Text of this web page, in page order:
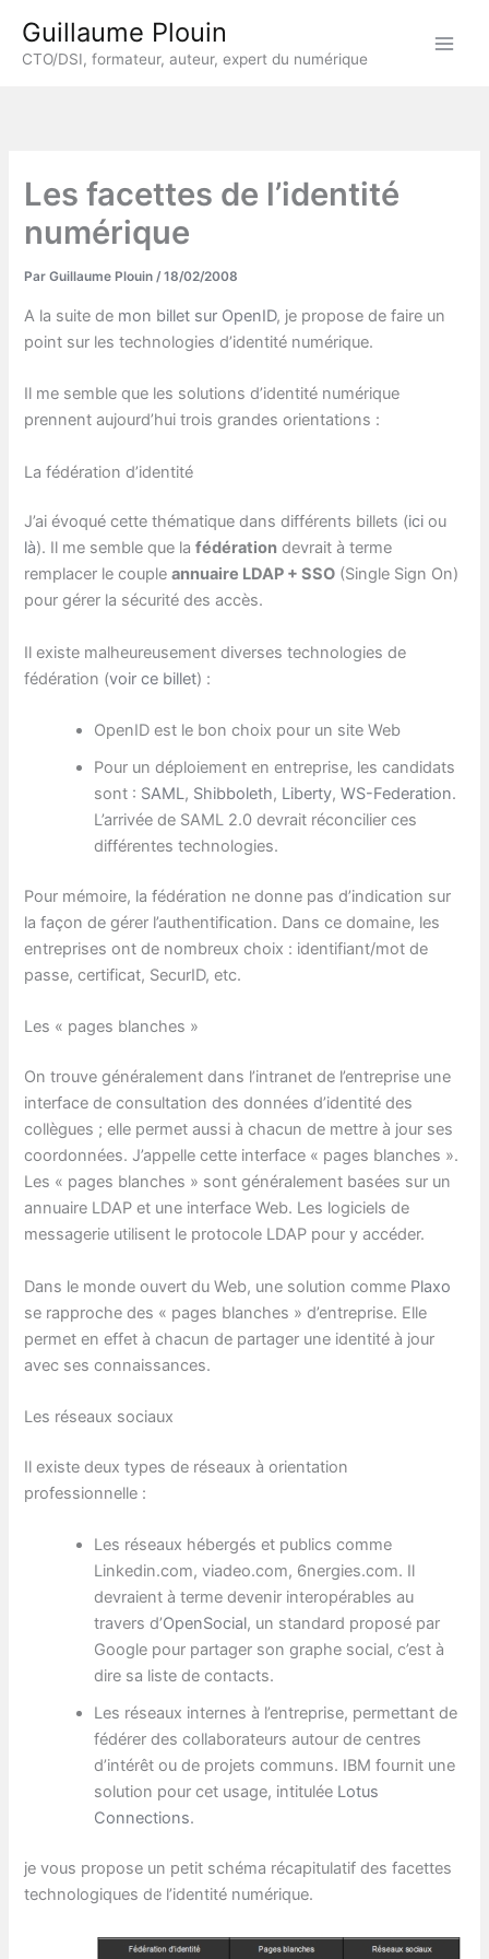
contenu
Guillaume Plouin
CTO/DSI, formateur, auteur, expert du numérique
Les facettes de l’identité
numérique
ParGuillaume Plouin/18/02/2008
A la suite de mon billet sur OpenID, je propose de faire un
point sur les technologies d’identité numérique.
Il me semble que les solutions d’identité numérique
prennent aujourd’hui trois grandes orientations :
La fédération d’identité
J’ai évoqué cette thématique dans différents billets (ici ou
là). Il me semble que lafédération devrait à terme
remplacer le coupleannuaire LDAP + SSO (Single Sign On)
pour gérer la sécurité des accès.
Il existe malheureusement diverses technologies de
fédération (voir ce billet) :
OpenID est le bon choix pour un site Web
Pour un déploiement en entreprise, les candidats
sont : SAML, Shibboleth, Liberty,WS-Federation.
L’arrivée de SAML 2.0 devrait réconcilier ces
différentes technologies.
Pour mémoire, la fédération ne donne pas d’indication sur
la façon de gérer l’authentification. Dans ce domaine, les
entreprises ont de nombreux choix : identifiant/mot de
passe, certificat, SecurID, etc.
Les « pages blanches »
On trouve généralement dans l’intranet de l’entreprise une
interface de consultation des données d’identité des
collègues ; elle permet aussi à chacun de mettre à jour ses
coordonnées. J’appelle cette interface « pages blanches ».
Les « pages blanches » sont généralement basées sur un
annuaire LDAP et une interface Web. Les logiciels de
messagerie utilisent le protocole LDAP pour y accéder.
Dans le monde ouvert du Web, une solution comme Plaxo
se rapproche des « pages blanches » d’entreprise. Elle
permet en effet à chacun de partager une identité à jour
avec ses connaissances.
Les réseaux sociaux
Il existe deux types de réseaux à orientation
professionnelle :
Les réseaux hébergés et publics comme
Linkedin.com, viadeo.com, 6nergies.com. Il
devraient à terme devenir interopérables au
travers d’OpenSocial, un standard proposé par
Google pour partager son graphe social, c’est à
dire sa liste de contacts.
Les réseaux internes à l’entreprise, permettant de
fédérer des collaborateurs autour de centres
d’intérêt ou de projets communs. IBM fournit une
solution pour cet usage, intitulée Lotus
Connections.
je vous propose un petit schéma récapitulatif des facettes
technologiques de l’identité numérique.